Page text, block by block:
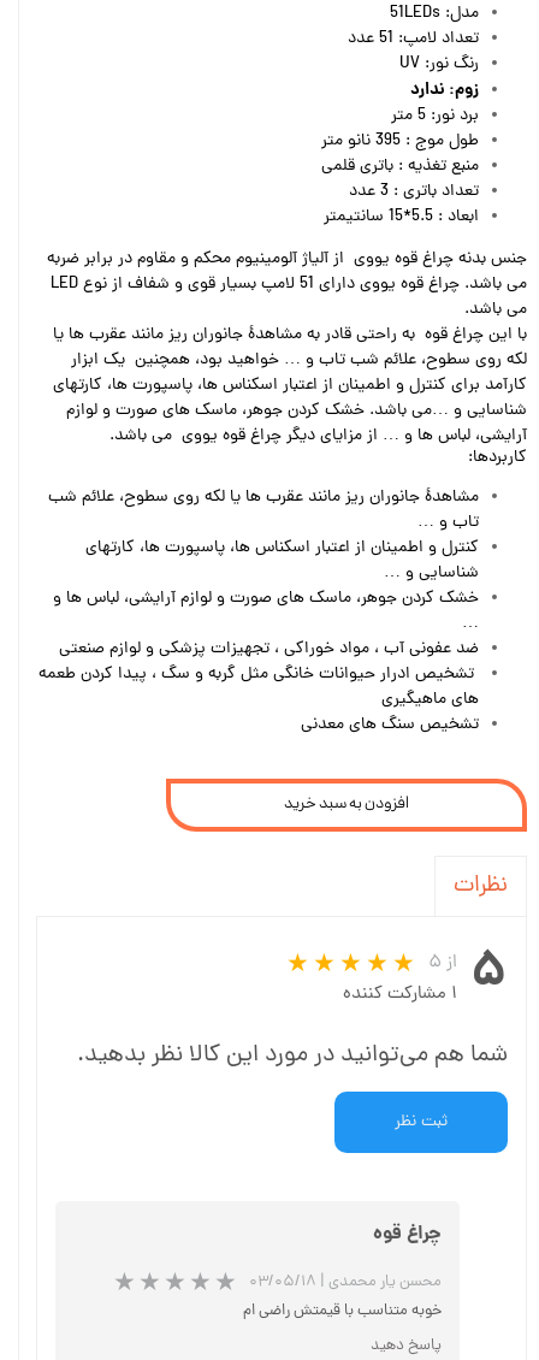
مدل: 51LEDs
تعداد لامپ: 51 عدد
رنگ نور: UV
زوم: ندارد
برد نور: 5 متر
طول موج : 395 نانو متر
منبع تغذیه : باتری قلمی
تعداد باتری : 3 عدد
ابعاد : 5.5*15 سانتیمتر
جنس بدنه چراغ قوه یووی از آلیاژ آلومینیوم محکم و مقاوم در برابر ضربه
می باشد. چراغ قوه یووی دارای 51 لامپ بسیار قوی و شفاف از نوع LED
می باشد.
با این چراغ قوه به راحتی قادر به مشاهدۀ جانوران ریز مانند عقرب ها یا
لکه روی سطوح، علائم شب تاب و … خواهید بود، همچنین یک ابزار
کارآمد برای کنترل و اطمینان از اعتبار اسکناس ها، پاسپورت ها، کارتهای
شناسایی و …می باشد. خشک کردن جوهر، ماسک های صورت و لوازم
آرایشی، لباس ها و … از مزایای دیگر چراغ قوه یووی می باشد.
کاربردها:
مشاهدۀ جانوران ریز مانند عقرب ها یا لکه روی سطوح، علائم شب
تاب و …
کنترل و اطمینان از اعتبار اسکناس ها، پاسپورت ها، کارتهای
شناسایی و …
خشک کردن جوهر، ماسک های صورت و لوازم آرایشی، لباس ها و
…
ضد عفونی آب ، مواد خوراکی ، تجهیزات پزشکی و لوازم صنعتی
تشخیص ادرار حیوانات خانگی مثل گربه و سگ ، پیدا کردن طعمه
های ماهیگیری
تشخیص سنگ های معدنی
افزودن به سبد خرید
نظرات
۵ از ۵
۱ مشارکت کننده
شما هم می‌توانید در مورد این کالا نظر بدهید.
ثبت نظر
چراغ قوه
محسن یار محمدی | ۰۳/۰۵/۱۸
خوبه متناسب با قیمتش راضی ام
پاسخ دهید